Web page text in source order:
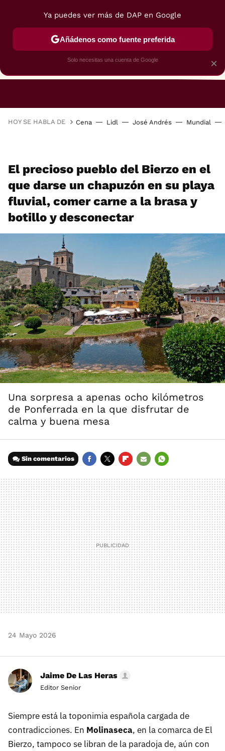
RESTAURANTES GASTROGUÍA
HOY SE HABLA DE Cena Lidl José Andrés Mundial
El precioso pueblo del Bierzo en el
que darse un chapuzón en su playa
fluvial, comer carne a la brasa y
botillo y desconectar
Una sorpresa a apenas ocho kilómetros
de Ponferrada en la que disfrutar de
calma y buena mesa
Sin comentarios
MAIL
24 Mayo 2026
Jaime De Las Heras
Editor Senior
Siempre está la toponimia española cargada de
contradicciones. En Molinaseca, en la comarca de El
Bierzo, tampoco se libran de la paradoja de, aún con
×
Ya puedes ver más de DAP en Google
Añádenos como fuente preferida
Solo necesitas una cuenta de Google